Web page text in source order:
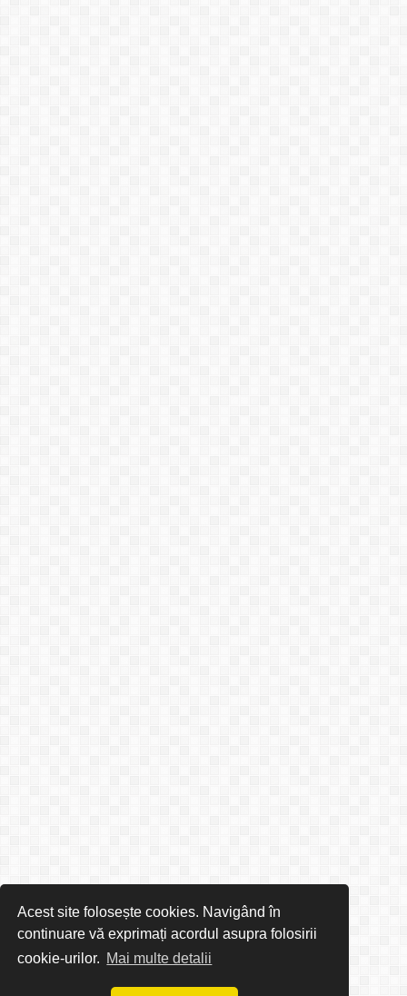
Acest site folosește cookies. Navigând în
continuare vă exprimați acordul asupra folosirii
cookie-urilor. Mai multe detalii